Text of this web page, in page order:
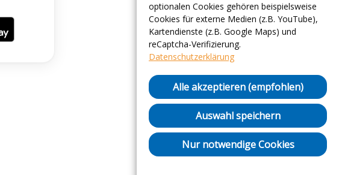
optionalen Cookies gehören beispielsweise
Cookies für externe Medien (z.B. YouTube),
Kartendienste (z.B. Google Maps) und
reCaptcha-Verifizierung.
Datenschutzerklärung
Alle akzeptieren (empfohlen)
Auswahl speichern
Nur notwendige Cookies